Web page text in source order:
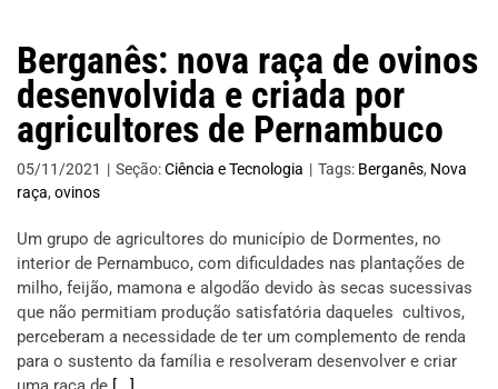
Berganês: nova raça de ovinos
desenvolvida e criada por
agricultores de Pernambuco
05/11/2021 | Seção:Ciência e Tecnologia | Tags: Berganês, Nova
raça, ovinos
Um grupo de agricultores do município de Dormentes, no
interior de Pernambuco, com dificuldades nas plantações de
milho, feijão, mamona e algodão devido às secas sucessivas
que não permitiam produção satisfatória daqueles cultivos,
perceberam a necessidade de ter um complemento de renda
para o sustento da família e resolveram desenvolver e criar